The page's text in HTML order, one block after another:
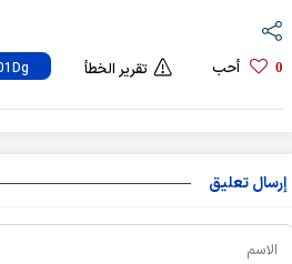
0 أحب تقرير الخطأ
إرسال تعليق